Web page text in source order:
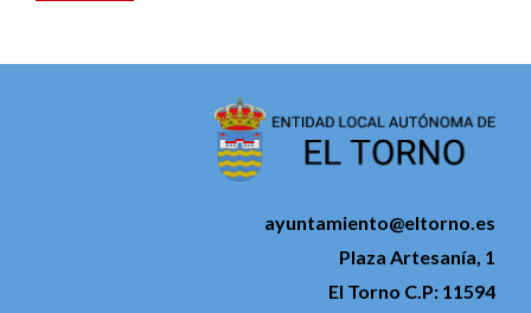
ayuntamiento@eltorno.es
Plaza Artesanía, 1
El Torno C.P: 11594